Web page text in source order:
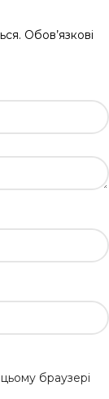
Обов’язкові
браузері